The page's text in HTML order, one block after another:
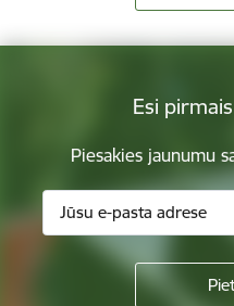
Esi
Piesakies jaunumu